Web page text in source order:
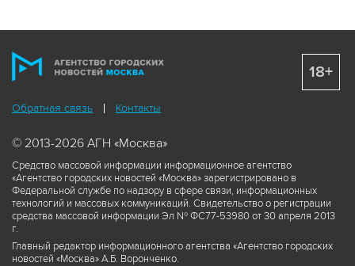
Обратная связь Контакты
© 2013-2026 АГН «Москва»
Средство массовой информации информационное агентство
«Агентство городских новостей «Москва» зарегистрировано в
Федеральной службе по надзору в сфере связи, информационных
технологий и массовых коммуникаций. Свидетельство о регистрации
средства массовой информации Эл № ФС77-53980 от 30 апреля 2013
г.
Главный редактор информационного агентства «Агентство городских
новостей «Москва» А.Б. Воронченко.
18+